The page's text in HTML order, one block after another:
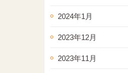
2024年1月
2023年12月
2023年11月